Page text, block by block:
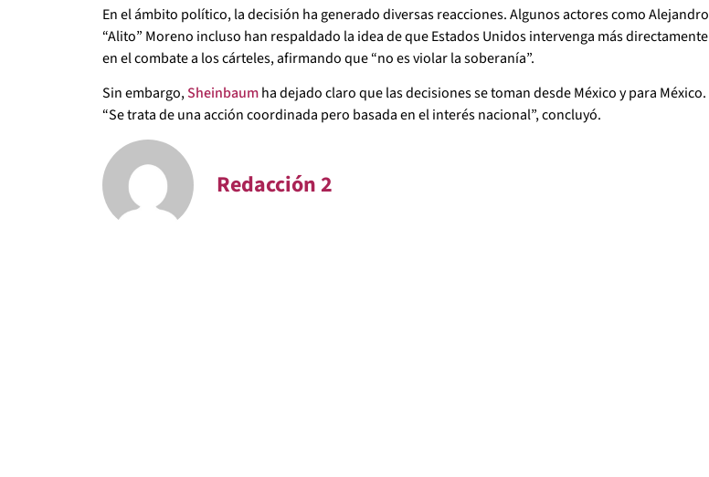
En el ámbito político, la decisión ha generado diversas reacciones. Algunos actores como Alejandro
“Alito” Moreno incluso han respaldado la idea de que Estados Unidos intervenga más directamente
en el combate a los cárteles, afirmando que “no es violar la soberanía”.
Sin embargo,Sheinbaumha dejado claro que las decisiones se toman desde México y para México.
“Se trata de una acción coordinada pero basada en el interés nacional”, concluyó.
Redacción 2